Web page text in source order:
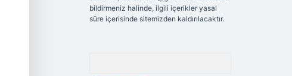
bildirmeniz halinde, ilgili içerikler yasal
süre içerisinde sitemizden kaldırılacaktır.